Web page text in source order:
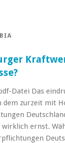
Datei Das
dem zurzeit mit
wirklich ernst.